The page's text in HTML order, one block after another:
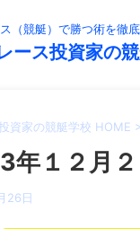
（競艇）で勝つ術を徹
ース投資家の
資家の競艇学校 HOME
年１２月
26日